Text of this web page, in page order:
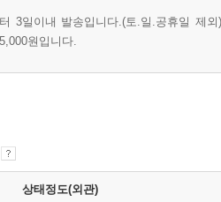
3일이내 발송입니다.(토.일.공휴일 제
원입니다.
상태정도(외관)